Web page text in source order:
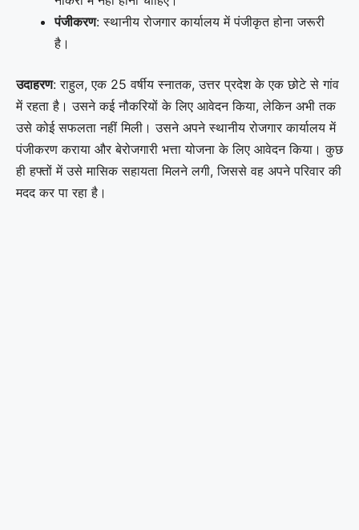
पंजीकरण: स्थानीय रोजगार कार्यालय में पंजीकृत होना जरूरी
है।
उदाहरण: राहुल, एक 25 वर्षीय स्नातक, उत्तर प्रदेश के एक छोटे से गांव
में रहता है। उसने कई नौकरियों के लिए आवेदन किया, लेकिन अभी तक
उसे कोई सफलता नहीं मिली। उसने अपने स्थानीय रोजगार कार्यालय में
पंजीकरण कराया और बेरोजगारी भत्ता योजना के लिए आवेदन किया। कुछ
ही हफ्तों में उसे मासिक सहायता मिलने लगी, जिससे वह अपने परिवार की
मदद कर पा रहा है।